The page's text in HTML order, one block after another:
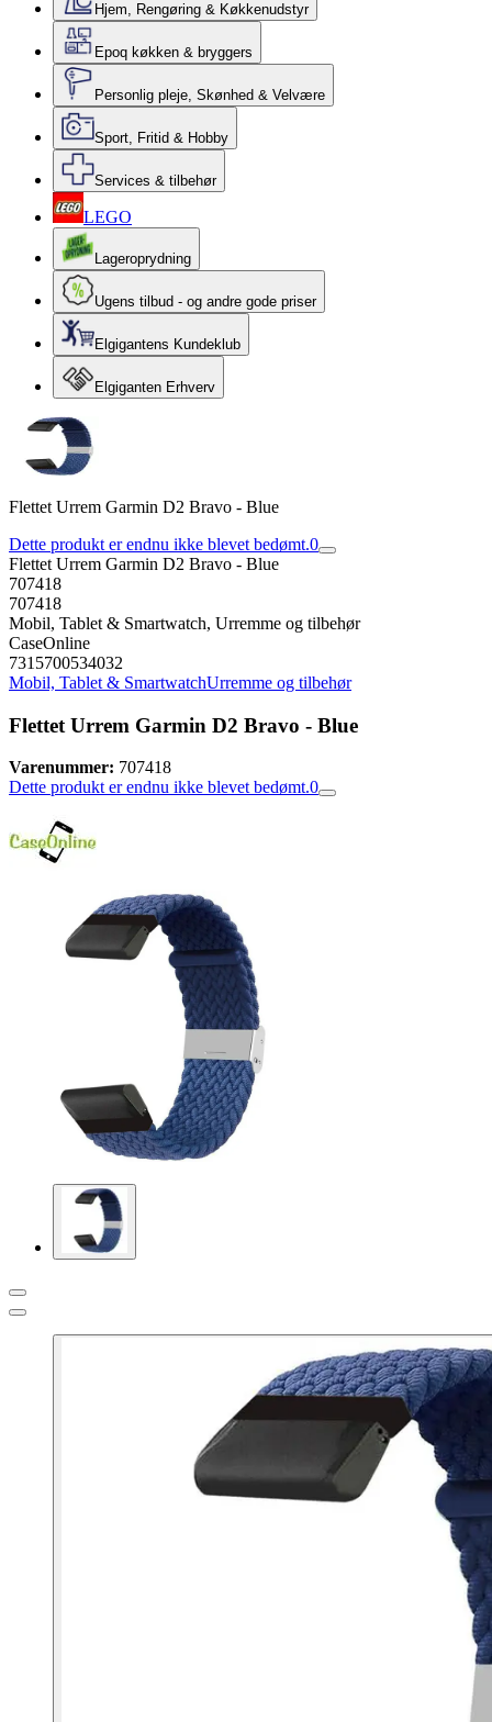
Hjem, Rengøring & Køkkenudstyr
Epoq køkken & bryggers
Personlig pleje, Skønhed & Velvære
Sport, Fritid & Hobby
Services & tilbehør
LEGO
Lageroprydning
Ugens tilbud - og andre gode priser
Elgigantens Kundeklub
Elgiganten Erhverv
Flettet Urrem Garmin D2 Bravo - Blue
Dette produkt er endnu ikke blevet bedømt.0
Flettet Urrem Garmin D2 Bravo - Blue
707418
707418
Mobil, Tablet & Smartwatch, Urremme og tilbehør
CaseOnline
7315700534032
Mobil, Tablet & SmartwatchUrremme og tilbehør
Flettet Urrem Garmin D2 Bravo - Blue
Varenummer: 707418
Dette produkt er endnu ikke blevet bedømt.0